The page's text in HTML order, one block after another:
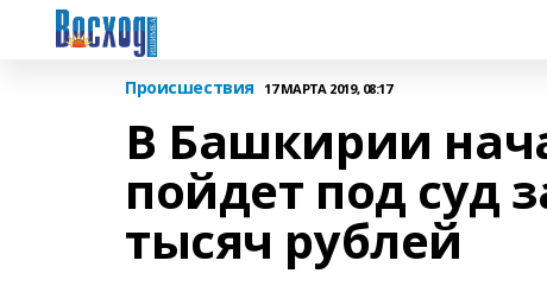
Происшествия 17 МАРТА 2019, 08:17
В Башкирии
пойдет под суд
тысяч рублей